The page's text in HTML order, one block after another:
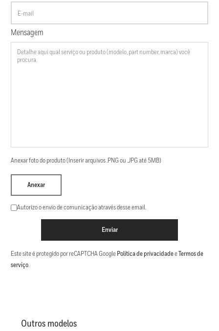
Mensagem
Anexar foto do produto (Inserir arquivos .PNG ou .JPG até 5MB)
Anexar
Autorizo o envio de comunicação através desse email.
Enviar
Este site é protegido por reCAPTCHA Google Política de privacidadee Termos de
serviço.
Outros modelos